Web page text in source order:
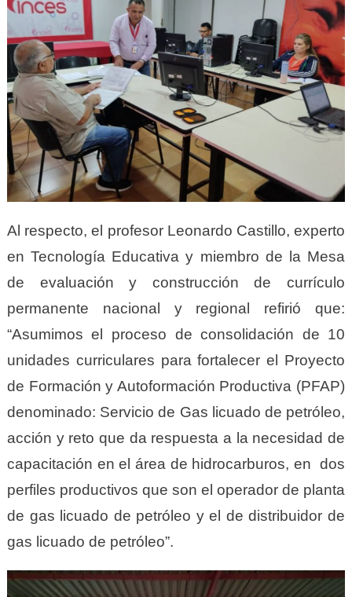
Al respecto, el profesor Leonardo Castillo, experto
en Tecnología Educativa y miembro de la Mesa
de evaluación y construcción de currículo
permanente nacional y regional refirió que:
“Asumimos el proceso de consolidación de 10
unidades curriculares para fortalecer el Proyecto
de Formación y Autoformación Productiva (PFAP)
denominado: Servicio de Gas licuado de petróleo,
acción y reto que da respuesta a la necesidad de
capacitación en el área de hidrocarburos, en dos
perfiles productivos que son el operador de planta
de gas licuado de petróleo y el de distribuidor de
gas licuado de petróleo”.